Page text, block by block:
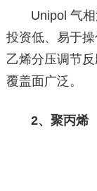
Unipol 气
投资低、易于
乙烯分压调节
覆盖面广泛。
2、聚丙烯